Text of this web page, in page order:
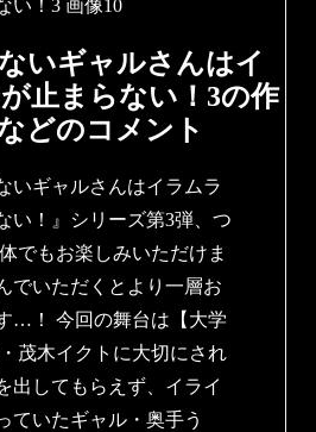
い！3 画像10
いギャルさんはイ
止まらない！3の作
どのコメント
いギャルさんはイラムラ
い！』シリーズ第3弾、つ
でもお楽しみいただけま
でいただくとより一層お
…！ 今回の舞台は【大学
茂木イクトに大切にされ
出してもらえず、イライ
ていたギャル・奥手う